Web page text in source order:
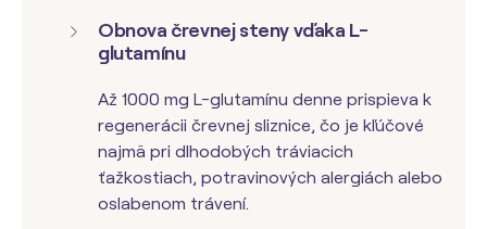
Obnova črevnej steny vďaka L-
glutamínu
Až 1000 mg L-glutamínu denne prispieva k
regenerácii črevnej sliznice, čo je kľúčové
najmä pri dlhodobých tráviacich
ťažkostiach, potravinových alergiách alebo
oslabenom trávení.